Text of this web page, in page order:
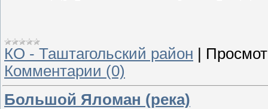
КО - Таштагольский район
Комментарии (0)
Большой Яломан (река)